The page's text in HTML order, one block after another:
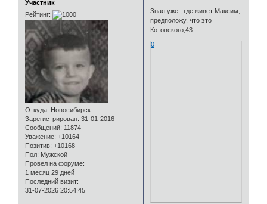
Участник
Рейтинг:
Откуда: Новосибирск
Зарегистрирован: 31-01-2016
Сообщений: 11874
Уважение: +10164
Позитив: +10168
Пол: Мужской
Провел на форуме:
1 месяц 29 дней
Последний визит:
31-07-2026 20:54:45
Зная уже , где живет Максим,
предположу, что это
Котовского,43
0